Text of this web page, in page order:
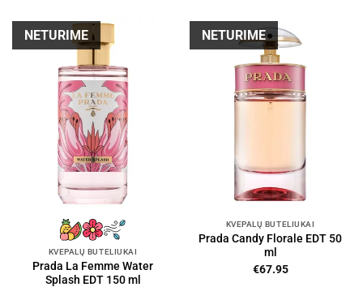
NETURIME
KVEPALŲ BUTELIUKAI
Prada La Femme Water
Splash EDT 150 ml
NETURIME
KVEPALŲ BUTELIUKAI
Prada Candy Florale EDT 50
ml
€67.95